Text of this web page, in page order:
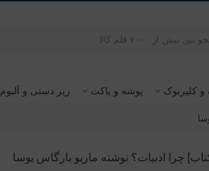
و کلیربوک پوشه و پاکت زیر دستی و آلبوم
چرا ادبیات؟ نوشته ماریو بارگاس یوسا